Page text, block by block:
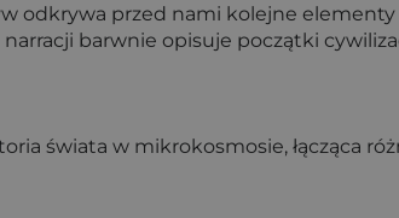
odkrywa przed nami kolejne
barwnie opisuje początki
świata w mikrokosmosie, łącząca